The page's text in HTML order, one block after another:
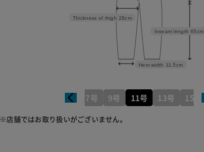
Inseam length 65cm
Hem width 11.5cm
Thickness of thigh 28cm
7号 9号 11号 13号 15号
※店舗ではお取り扱いがございません。